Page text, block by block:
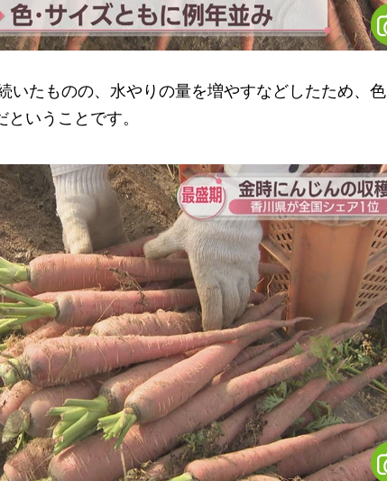
たものの、水やりの量を増やすなどしたため、色
いうことです。